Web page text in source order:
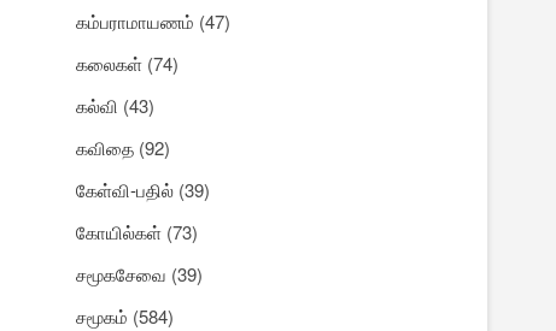
கம்பராமாயணம் (47)
கலைகள் (74)
கல்வி (43)
கவிதை (92)
கேள்வி-பதில் (39)
கோயில்கள் (73)
சமூகசேவை (39)
சமூகம் (584)